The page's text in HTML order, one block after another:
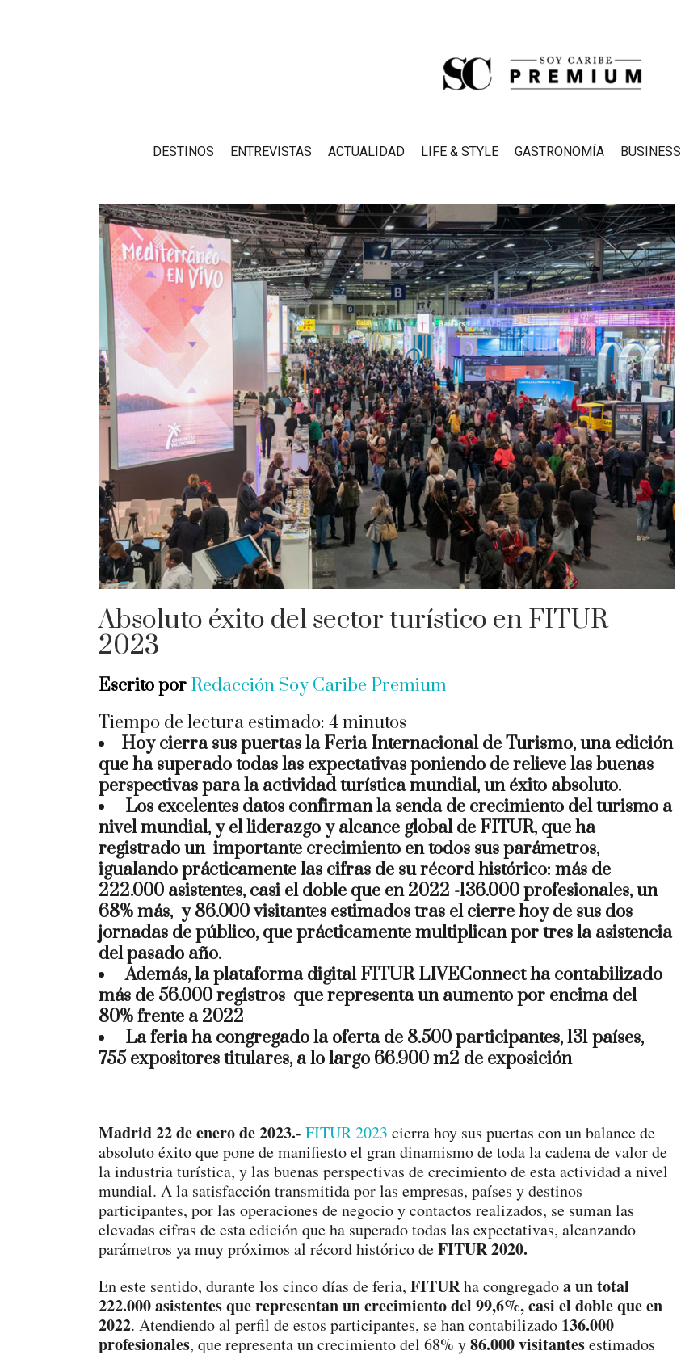
DESTINOS ENTREVISTAS ACTUALIDAD LIFE & STYLE GASTRONOMÍA BUSINESS
Absoluto éxito del sector turístico en FITUR
2023
Escrito por Redacción Soy Caribe Premium
Tiempo de lectura estimado: 4 minutos
Hoy cierra sus puertas la Feria Internacional de Turismo, una edición
que ha superado todas las expectativas poniendo de relieve las buenas
perspectivas para la actividad turística mundial, un éxito absoluto.
Los excelentes datos confirman la senda de crecimiento del turismo a
nivel mundial, y el liderazgo y alcance global de FITUR, que ha
registrado un importante crecimiento en todos sus parámetros,
igualando prácticamente las cifras de su récord histórico: más de
222.000 asistentes, casi el doble que en 2022 -136.000 profesionales, un
68% más, y 86.000 visitantes estimadostras el cierre hoy de sus dos
jornadas de público, que prácticamente multiplican por tres la asistencia
del pasado año.
Además, la plataforma digital FITUR LIVEConnect ha contabilizado
más de 56.000 registros que representa un aumento por encima del
80% frente a 2022
La feria ha congregado la oferta de 8.500 participantes, 131 países,
755 expositores titulares, a lo largo 66.900 m2 de exposición
Madrid 22 de enero de 2023.- FITUR 2023 cierra hoy sus puertas con un balance de
absoluto éxito que pone de manifiesto el gran dinamismo de toda la cadena de valor de
la industria turística, y las buenas perspectivas de crecimiento de esta actividad a nivel
mundial. A la satisfacción transmitida por las empresas, países y destinos
participantes, por las operaciones de negocio y contactos realizados, se suman las
elevadas cifras de esta edición que ha superado todas las expectativas, alcanzando
parámetros ya muy próximos al récord histórico deFITUR 2020.
En este sentido, durante los cinco días de feria, FITURha congregadoa un total
222.000 asistentes que representan un crecimiento del 99,6%, casi el doble que en
2022. Atendiendo al perfil de estos participantes, se han contabilizado 136.000
profesionales, que representa un crecimiento del 68% y86.000 visitantesestimados